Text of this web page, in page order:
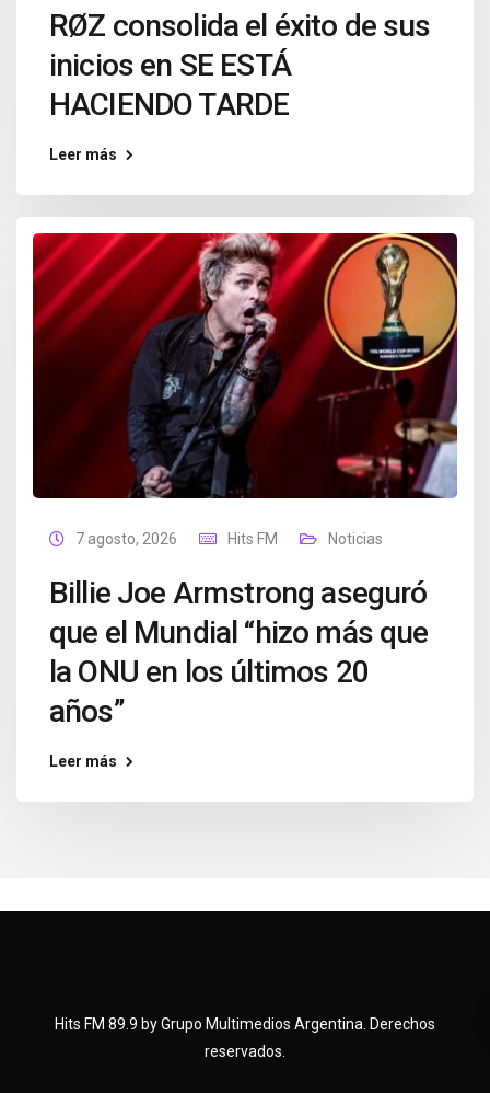
RØZ consolida el éxito de sus
inicios en SE ESTÁ
HACIENDO TARDE
Leer más
7 agosto, 2026 Hits FM Noticias
Billie Joe Armstrong aseguró
que el Mundial “hizo más que
la ONU en los últimos 20
años”
Leer más
Hits FM 89.9 by Grupo Multimedios Argentina. Derechos
reservados.